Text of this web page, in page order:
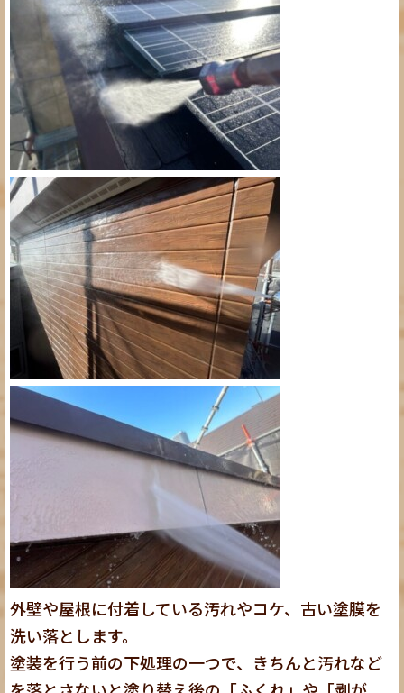
外壁や屋根に付着している汚れやコケ、古い塗膜を
洗い落とします。
塗装を行う前の下処理の一つで、きちんと汚れなど